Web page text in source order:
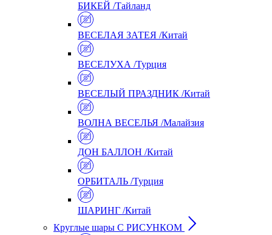
БИКЕЙ /Тайланд
ВЕСЕЛАЯ ЗАТЕЯ /Китай
ВЕСЕЛУХА /Турция
ВЕСЕЛЫЙ ПРАЗДНИК /Китай
ВОЛНА ВЕСЕЛЬЯ /Малайзия
ДОН БАЛЛОН /Китай
ОРБИТАЛЬ /Турция
ШАРИНГ /Китай
Круглые шары С РИСУНКОМ